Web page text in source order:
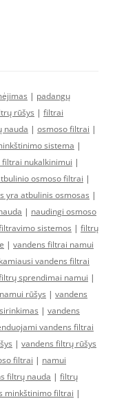
| padangų
rūšys | filtrai
nauda | osmoso filtrai |
sistema |
filtrai nukalkinimui |
osmoso filtrai |
yra atbulinis osmosas |
| naudingi osmoso
sistemos | filtrų
| vandens filtrai namui
vandens filtrai
sprendimai namui |
rūšys | vandens
| vandens
vandens filtrai
| vandens filtrų rūšys
filtrai | namui
filtrų nauda | filtrų
minkštinimo filtrai |